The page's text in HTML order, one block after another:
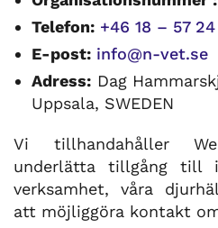
Telefon: +46 18 – 57
E-post: info@n-vet.se
Adress: Dag
Uppsala, SWEDEN
Vi tillhandahåller
underlätta tillgång till
verksamhet, våra
att möjliggöra kontakt